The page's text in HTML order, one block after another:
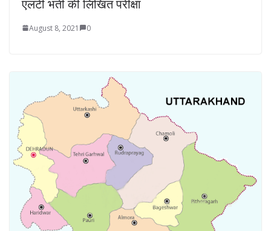
एलटी भर्ती की लिखित परीक्षा
August 8, 2021 0